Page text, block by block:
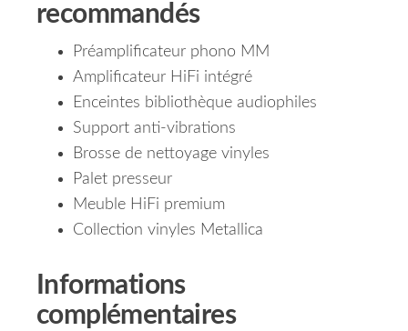
recommandés
Préamplificateur phono MM
Amplificateur HiFi intégré
Enceintes bibliothèque audiophiles
Support anti-vibrations
Brosse de nettoyage vinyles
Palet presseur
Meuble HiFi premium
Collection vinyles Metallica
Informations
complémentaires